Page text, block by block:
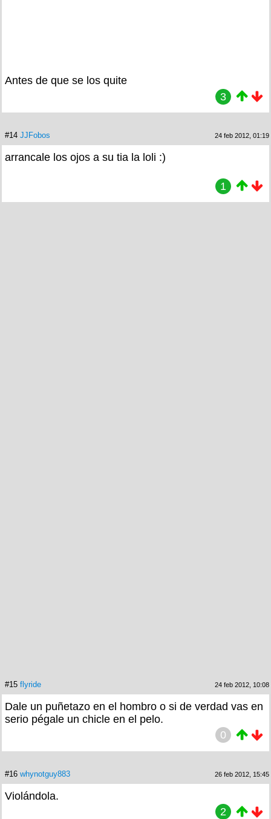
Antes de que se los quite
3
#14 JJFobos 24 feb 2012, 01:19
arrancale los ojos a su tia la loli :)
1
#15 flyride 24 feb 2012, 10:08
Dale un puñetazo en el hombro o si de verdad vas en
serio pégale un chicle en el pelo.
0
#16 whynotguy883 26 feb 2012, 15:45
Violándola.
2